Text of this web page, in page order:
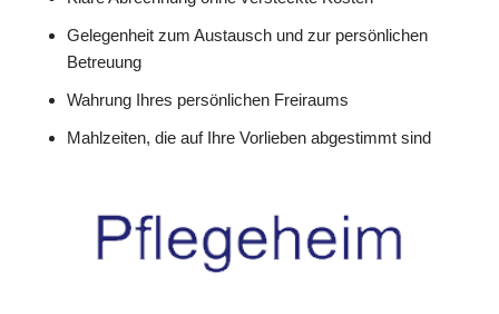
Gelegenheit zum Austausch und zur persönlichen
Betreuung
Wahrung Ihres persönlichen Freiraums
Mahlzeiten, die auf Ihre Vorlieben abgestimmt sind